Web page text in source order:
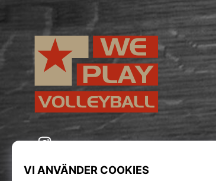
WePlayVolleyball.se
Instagram